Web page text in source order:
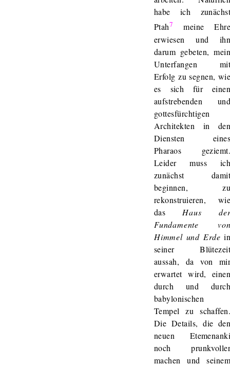
habe ich
Ptah7
meine
erwiesen und
darum gebeten,
Unterfangen
Erfolg zu segnen,
es sich für
aufstrebenden
gottesfürchtigen
Architekten in
Diensten
Pharaos
Leider muss
zunächst
beginnen,
rekonstruieren,
das Haus
Fundamente
Himmel und Erde
seiner
aussah, da von
erwartet wird,
durch und
babylonischen
Tempel zu
Die Details, die
neuen
noch
machen und